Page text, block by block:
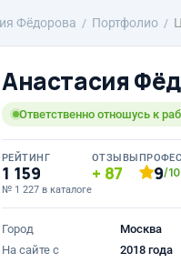
Фёдорова Портфолио
Анастасия
Ответственно отношусь к
РЕЙТИНГ
1 159
№ 1 227 в каталоге
ОТЗЫВЫ
87 9/10
Город
Москва
На сайте с
2018 года